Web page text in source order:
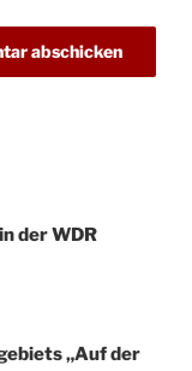
der WDR
„Auf der